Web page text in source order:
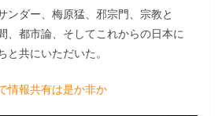
ンダー、梅原猛、邪宗門、宗教と
、都市論、そしてこれからの日本に
共にいただいた。
情報共有は是か非か